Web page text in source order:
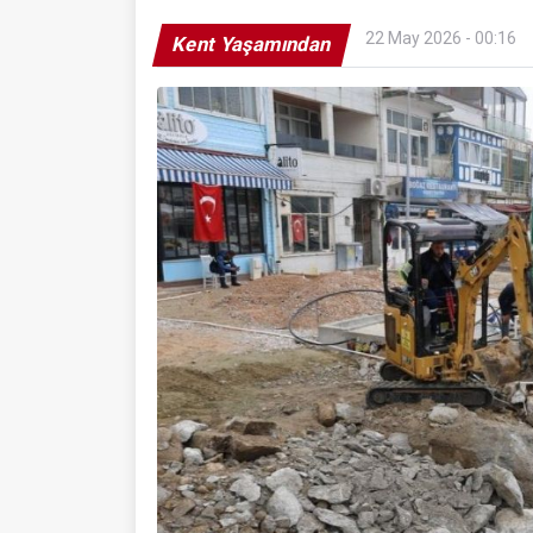
Kent Yaşamından 22 May 2026 - 00:16